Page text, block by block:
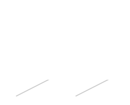
Weitere
Themen